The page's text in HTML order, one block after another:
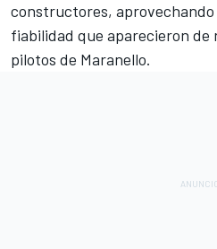
constructores, aprovechando
fiabilidad que aparecieron de
pilotos de Maranello.